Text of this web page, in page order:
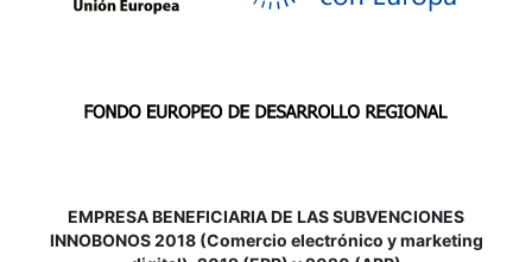
EMPRESA BENEFICIARIA DE LAS SUBVENCIONES
INNOBONOS 2018 (Comercio electrónico y marketing